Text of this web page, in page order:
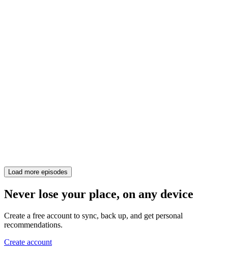
Load more episodes
Never lose your place, on any device
Create a free account to sync, back up, and get personal
recommendations.
Create account